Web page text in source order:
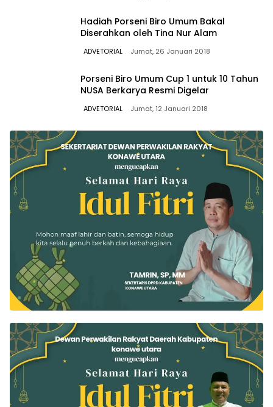
Hadiah Porseni Biro Umum Bakal
Diserahkan oleh Tina Nur Alam
ADVETORIAL Jumat, 26 Januari 2018
Porseni Biro Umum Cup 1 untuk 10 Tahun
NUSA Berkarya Resmi Digelar
ADVETORIAL Jumat, 12 Januari 2018